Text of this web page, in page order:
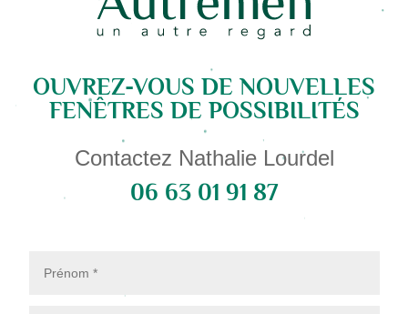
OUVREZ-VOUS DE NOUVELLES
FENÊTRES DE POSSIBILITÉS
Contactez Nathalie Lourdel
06 63 01 91 87